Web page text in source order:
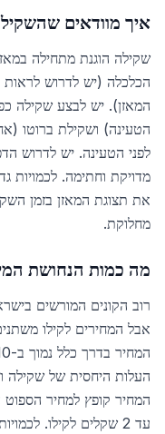
איך מוודאים
שקילה הוגנת מתחילה
הכלכלה (יש לדרוש
המאזן). יש לבצע שקילה
הטעינה) ושקילת ברוטו
לפני הטעינה. יש לדרוש
מדויקת וחתימה. לכמויות
את תצוגת המאזן בזמן
מחלוקת.
מה כמות הנחושת